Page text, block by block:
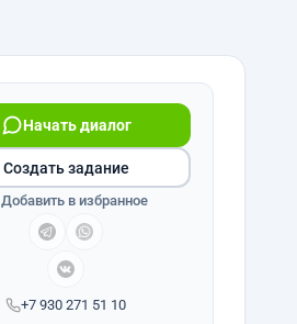
+7 930 271 51 10
Начать диалог
Создать задание
Добавить в избранное